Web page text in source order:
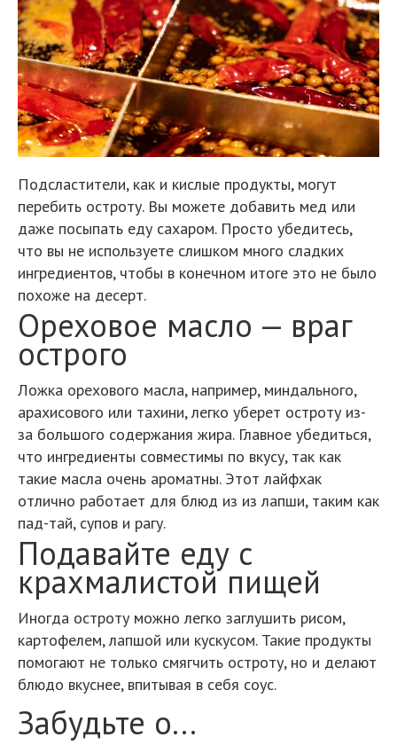
Подсластители, как и кислые продукты, могут
перебить остроту. Вы можете добавить мед или
даже посыпать еду сахаром. Просто убедитесь,
что вы не используете слишком много сладких
ингредиентов, чтобы в конечном итоге это не было
похоже на десерт.
Ореховое масло — враг
острого
Ложка орехового масла, например, миндального,
арахисового или тахини, легко уберет остроту из-
за большого содержания жира. Главное убедиться,
что ингредиенты совместимы по вкусу, так как
такие масла очень ароматны. Этот лайфхак
отлично работает для блюд из из лапши, таким как
пад-тай, супов и рагу.
Подавайте еду с
крахмалистой пищей
Иногда остроту можно легко заглушить рисом,
картофелем, лапшой или кускусом. Такие продукты
помогают не только смягчить остроту, но и делают
блюдо вкуснее, впитывая в себя соус.
Забудьте о...